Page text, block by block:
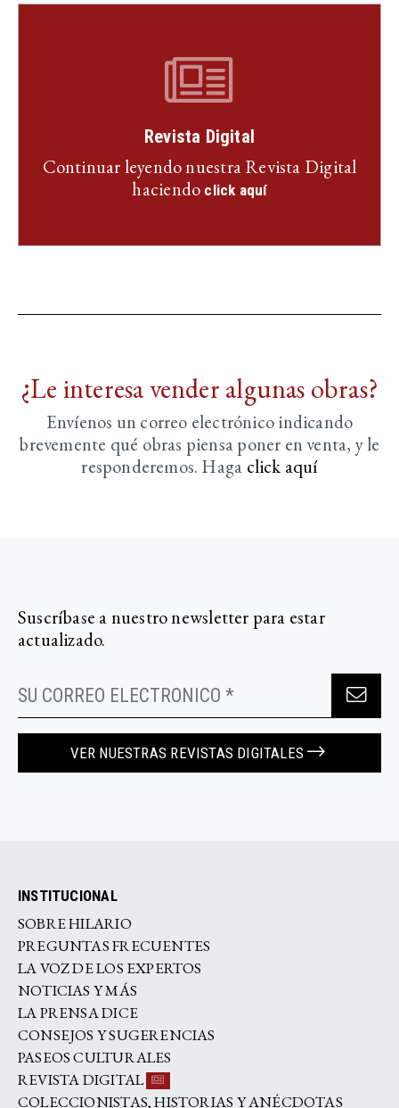
Revista Digital
Continuar leyendo nuestra Revista Digital
haciendo click aquí
¿Le interesa vender algunas obras?
Envíenos un correo electrónico indicando
brevemente qué obras piensa poner en venta, y le
responderemos. Haga click aquí­
Suscríbase a nuestro newsletter para estar
actualizado.
VER NUESTRAS REVISTAS DIGITALES
INSTITUCIONAL
SOBRE HILARIO
PREGUNTAS FRECUENTES
LA VOZ DE LOS EXPERTOS
NOTICIAS Y MÁS
LA PRENSA DICE
CONSEJOS Y SUGERENCIAS
PASEOS CULTURALES
REVISTA DIGITAL
COLECCIONISTAS, HISTORIAS Y ANÉCDOTAS